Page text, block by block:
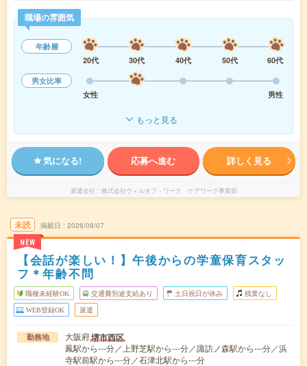
職場の雰囲気
年齢層
20代
30代 40代 50代
60代
男女比率
女性
男性
もっと見る
気になる! 応募へ進む 詳しく見る
派遣会社 株式会社ウィルオブ・ワーク ケアワーク事業部
未読
NEW
掲載日 2026/08/07
【会話が楽しい！】午後からの学童保育スタッ
フ＊年齢不問
職種未経験OK 交通費別途支給あり 土日祝日が休み 残業なし
WEB登録OK 派遣
勤務地 大阪府堺市西区
鳳駅から---分／上野芝駅から---分／諏訪ノ森駅から---分／浜
寺駅前駅から---分／石津北駅から---分